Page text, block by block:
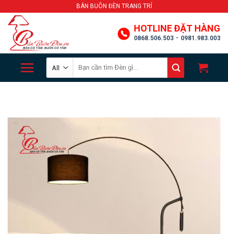
content
BÁN BUÔN ĐÈN TRANG TRÍ
HOTLINE ĐẶT HÀNG
0868.506.503 - 0981.983.003
for: